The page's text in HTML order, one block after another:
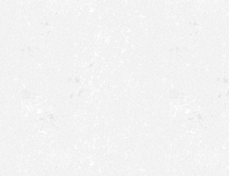
Liesetalern ist dies zu
Schützenbrüder, mit
Nach den Ehrungen der
Schwermer, der
Mitgliedsjubilare kam es
Josef Bette erhielt aus